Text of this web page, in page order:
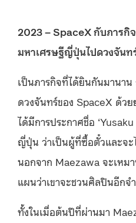
2023 – SpaceX กับภารกิ
มหาเศรษฐีญี่ปุ่นไปดวงจันท
เป็นภารกิจที่ได้ยินกันมานา
ดวงจันทร์ของ SpaceX ด้ว
ได้มีการประกาศชื่อ
ญี่ปุ่น ว่าเป็นผู้ที่ซื้อตั๋วและจะ
นอกจาก Maezawa จะเหม
แผนว่าเขาจะชวนศิลปินอีกจ
ทั้งในเมื่อต้นปีที่ผ่านมา